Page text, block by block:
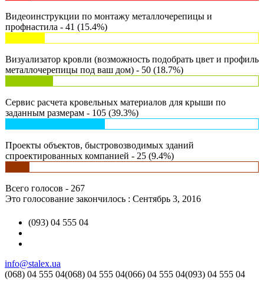
Видеоинструкции по монтажу металлочерепицы и
профнастила - 41 (15.4%)
Визуализатор кровли (возможность подобрать цвет и профиль
металлочерепицы под ваш дом) - 50 (18.7%)
Сервис расчета кровельных материалов для крыши по
заданным размерам - 105 (39.3%)
Проекты объектов, быстровозводимых зданий
спроектированных компанией - 25 (9.4%)
Всего голосов - 267
Это голосование закончилось : Сентябрь 3, 2016
(093) 04 555 04
info@stalex.ua
(068) 04 555 04(068) 04 555 04(066) 04 555 04(093) 04 555 04